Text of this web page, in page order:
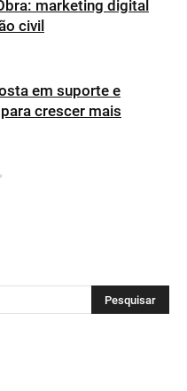
marketing digital
civil
em suporte e
crescer mais